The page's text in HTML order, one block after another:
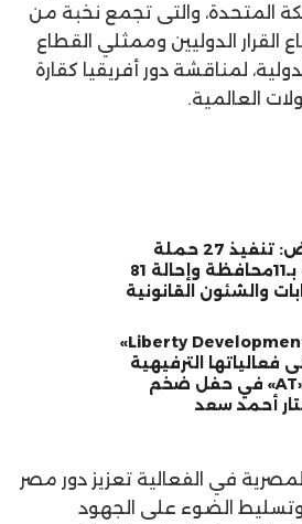
المتحدة، والتى تجمع نخبة من
القرار الدوليين وممثلي القطاع
لمناقشة دور أفريقيا كقارة
العالمية.
منال عوض: تنفيذ 27 حملة
تفتيشية بـ11محافظة وإحالة 81
والشئون القانونية
شركة «Liberty Developments»
فعالياتها الترفيهية
بمشروع «AT» في حفل ضخم
أحمد سعد
في الفعالية تعزيز دور مصر
وتسليط الضوء على الجهود